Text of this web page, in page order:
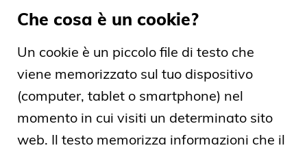
Che cosa è un cookie?
Un cookie è un piccolo file di testo che
viene memorizzato sul tuo dispositivo
(computer, tablet o smartphone) nel
momento in cui visiti un determinato sito
web. Il testo memorizza informazioni che il